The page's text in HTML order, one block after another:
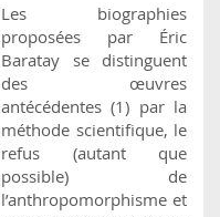
Les biographies
proposées par Éric
Baratay se distinguent
des œuvres
antécédentes (1) par la
méthode scientifique, le
refus (autant que
possible) de
l’anthropomorphisme et